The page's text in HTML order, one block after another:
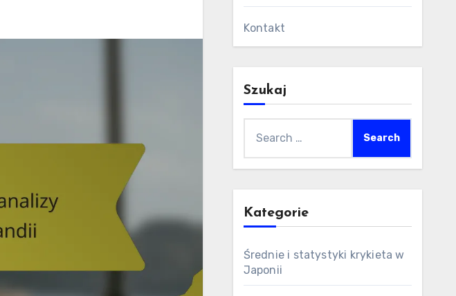
Kontakt
Szukaj
for:
Kategorie
Średnie i statystyki krykieta w
Japonii